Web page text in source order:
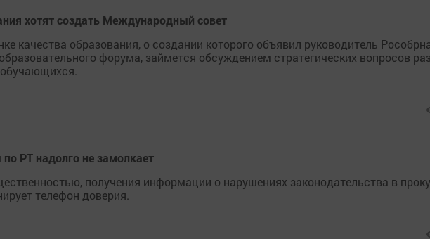
хотят создать Международный совет
качества образования, о создании которого объявил руководитель
форума, займется обсуждением стратегических вопросов
РТ надолго не замолкает
получения информации о нарушениях законодательства в
телефон доверия.